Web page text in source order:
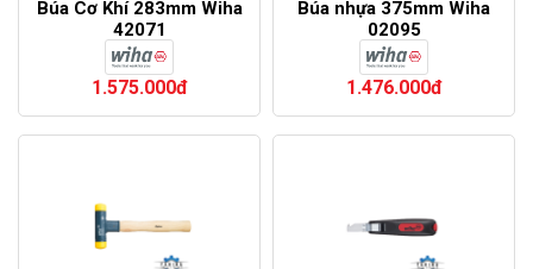
Búa Cơ Khí 283mm Wiha
42071
1.575.000đ
Búa nhựa 375mm Wiha
02095
1.476.000đ